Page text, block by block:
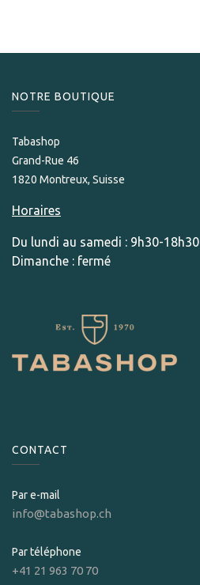
NOTRE BOUTIQUE
Tabashop
Grand-Rue 46
1820 Montreux, Suisse
Horaires
Du lundi au samedi : 9h30-18h30
Dimanche : fermé
CONTACT
Par e-mail
info@tabashop.ch
Par téléphone
+41 21 963 70 70